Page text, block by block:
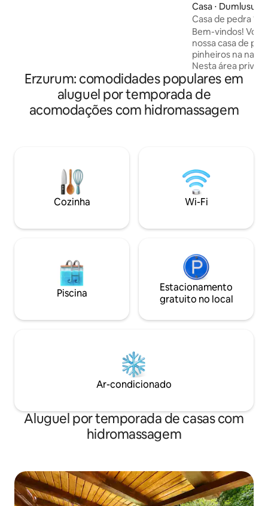
Casa ⋅ Dumlusu
Casa de pedra
Bem-vindos!
nossa casa de
pinheiros na
Nesta área
única com a sua
Uzunöle, a 4 km
perto do mar,
uma jacuzzi e
Erzurum: comodidades populares em
aluguel por temporada de
acomodações com hidromassagem
Cozinha Wi-Fi
Piscina
Estacionamento
gratuito no local
Ar-condicionado
Aluguel por temporada de casas com
hidromassagem